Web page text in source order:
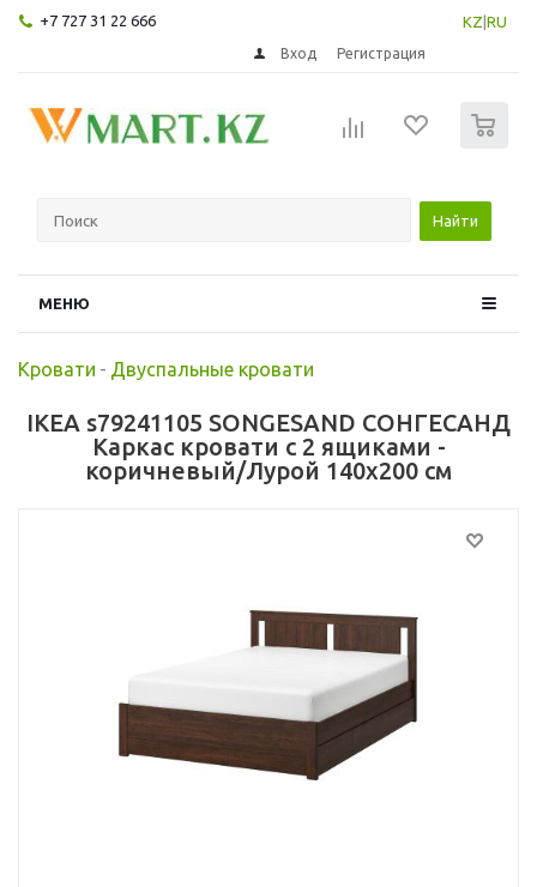
+7 727 31 22 666 KZ RU
Вход Регистрация
Найти
МЕНЮ
Кровати - Двуспальные кровати
IKEA s79241105 SONGESAND СОНГЕСАНД
Каркас кровати с 2 ящиками -
коричневый/Лурой 140x200 см